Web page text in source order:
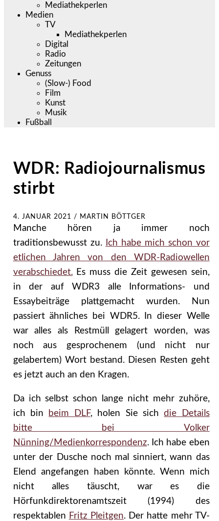
Mediathekperlen
Medien
TV
Mediathekperlen
Digital
Radio
Zeitungen
Genuss
(Slow-) Food
Film
Kunst
Musik
Fußball
WDR: Radiojournalismus
stirbt
4. JANUAR 2021 / MARTIN BÖTTGER
Manche hören ja immer noch
traditionsbewusst zu.
Ich habe mich schon vor
etlichen Jahren von den WDR-Radiowellen
verabschiedet.Es muss die Zeit gewesen sein,
in der auf WDR3 alle Informations- und
Essaybeiträge plattgemacht wurden. Nun
passiert ähnliches bei WDR5. In dieser Welle
war alles als Restmüll gelagert worden, was
noch aus gesprochenem (und nicht nur
gelabertem) Wort bestand. Diesen Resten geht
es jetzt auch an den Kragen.
Da ich selbst schon lange nicht mehr zuhöre,
ich bin
beim DLF, holen Sie sichdie Details
bitte bei Volker
Nünning/Medienkorrespondenz. Ich habe eben
unter der Dusche noch mal sinniert, wann das
Elend angefangen haben könnte. Wenn mich
nicht alles täuscht, war es die
Hörfunkdirektorenamtszeit (1994) des
respektablen Fritz Pleitgen. Der hatte mehr TV-